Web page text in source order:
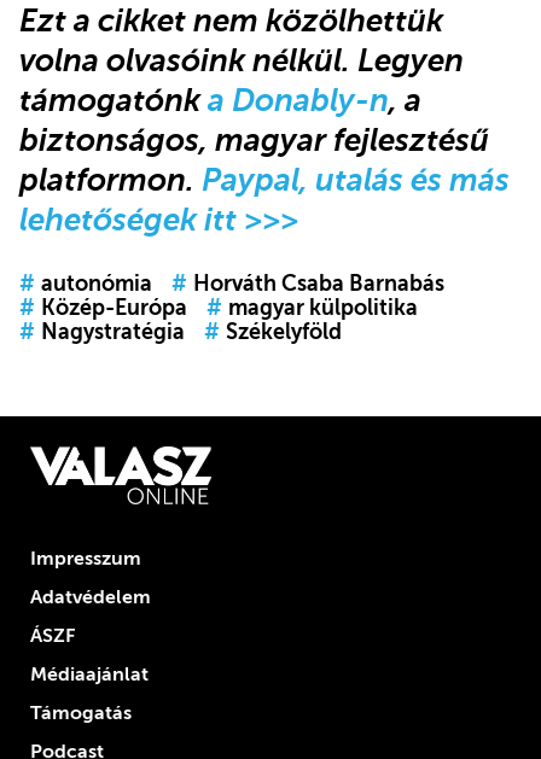
Ezt a cikket nem közölhettük
volna olvasóink nélkül. Legyen
támogatónka Donably-n, a
biztonságos, magyar fejlesztésű
platformon. Paypal, utalás és más
lehetőségek itt >>>
# autonómia # Horváth Csaba Barnabás
# Közép-Európa # magyar külpolitika
# Nagystratégia # Székelyföld
Impresszum
Adatvédelem
ÁSZF
Médiaajánlat
Támogatás
Podcast